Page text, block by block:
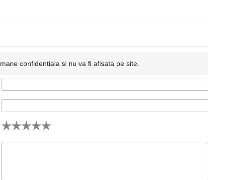
confidentiala si nu va fi afisata pe site.